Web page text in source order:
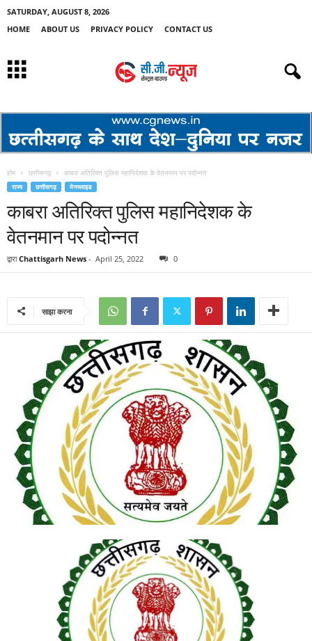
SATURDAY, AUGUST 8, 2026
HOME
ABOUT US PRIVACY POLICY CONTACT US
होम छत्तीसगढ़ काबरा अतिरिक्त पुलिस महानिदेशक के वेतनमान पर पदोन्नत
राज्य छत्तीसगढ़ मेनस्लाइड
काबरा अतिरिक्त पुलिस महानिदेशक के
वेतनमान पर पदोन्नत
द्वारा Chattisgarh News - April 25, 2022 0
साझा करना